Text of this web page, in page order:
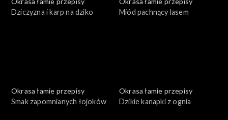
Dziczyzna i karp na dziko
Miód pachnący lasem
Okrasa łamie przepisy
Smak zapomnianych łojoków
Okrasa łamie przepisy
Dzikie kanapki z ognia